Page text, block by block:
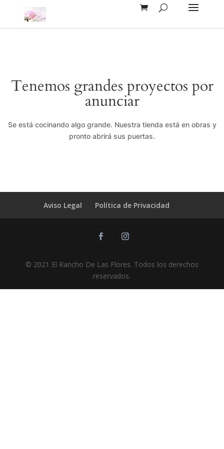
Tenemos grandes proyectos por
anunciar
Se está cocinando algo grande. Nuestra tienda está en obras y
pronto abrirá sus puertas.
Aviso Legal Política de Privacidad
© 2021 El Rancho De Las Flores. Todos los derechos
reservados.